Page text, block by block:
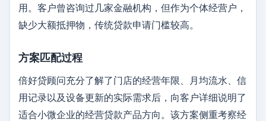
用。客户曾咨询过几家金融机构，但作为个体经营户，
缺少大额抵押物，传统贷款申请门槛较高。
方案匹配过程
倍好贷顾问充分了解了门店的经营年限、月均流水、信
用记录以及设备更新的实际需求后，向客户详细说明了
适合小微企业的经营贷款产品方向。该方案侧重考察经